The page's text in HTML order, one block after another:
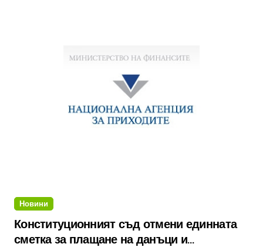
Новини
Конституционният съд отмени единната
сметка за плащане на данъци и